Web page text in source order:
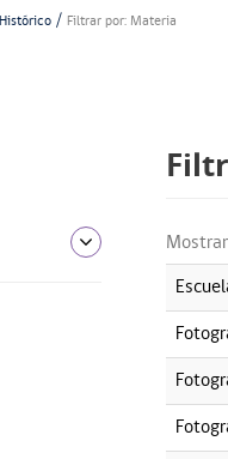
Filtrar por: Materia